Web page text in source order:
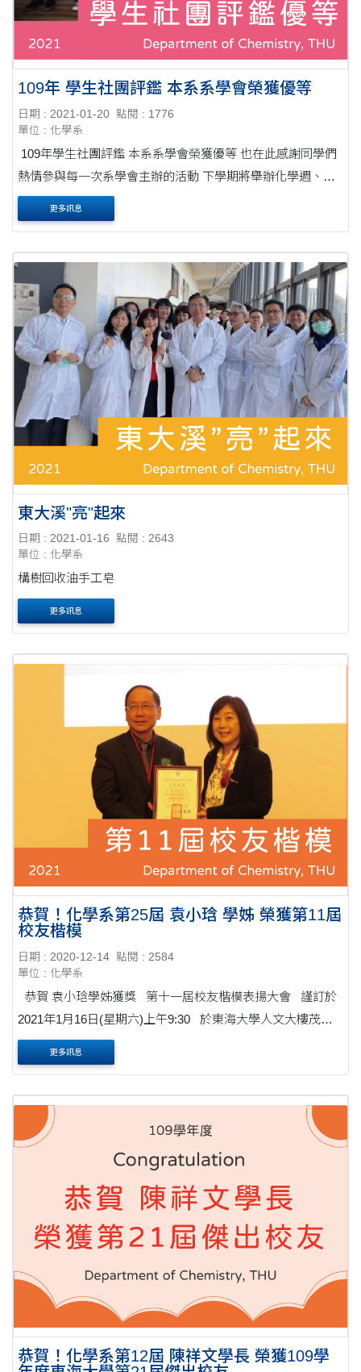
109年 學生社團評鑑 本系系學會榮獲優等
日期 : 2021-01-20 點閱 : 1776
單位 : 化學系
109年學生社團評鑑 本系系學會榮獲優等 也在此感謝同學們
熱情參與每一次系學會主辦的活動 下學期將舉辦化學週、系
野餐、化學之夜、化學營隊 歡迎同學踴躍參與 系學....
更多訊息
東大溪"亮"起來
日期 : 2021-01-16
點閱 : 2643
單位 : 化學系
構樹回收油手工皂
更多訊息
恭賀！化學系第25屆 袁小琀 學姊 榮獲第11屆
校友楷模
日期 : 2020-12-14 點閱 : 2584
單位 : 化學系
恭賀 袁小琀學姊獲獎 第十一屆校友楷模表揚大會 謹訂於
2021年1月16日(星期六)上午9:30 於東海大學人文大樓茂榜
廳舉行
更多訊息
恭賀！化學系第12屆 陳祥文學長 榮獲109學